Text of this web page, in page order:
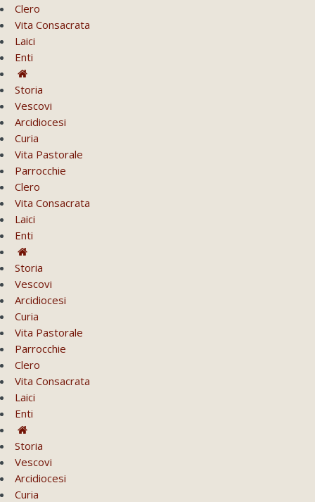
Clero
Vita Consacrata
Laici
Enti
Storia
Vescovi
Arcidiocesi
Curia
Vita Pastorale
Parrocchie
Clero
Vita Consacrata
Laici
Enti
Storia
Vescovi
Arcidiocesi
Curia
Vita Pastorale
Parrocchie
Clero
Vita Consacrata
Laici
Enti
Storia
Vescovi
Arcidiocesi
Curia